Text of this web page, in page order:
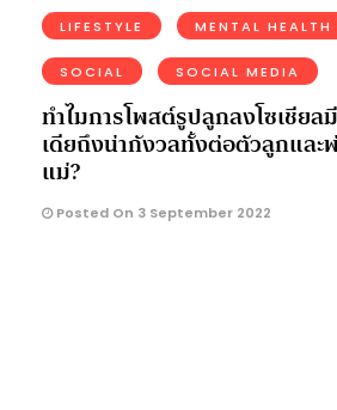
LIFESTYLE MENTAL HEALTH
SOCIAL SOCIAL MEDIA
ทำไมการโพสต์รูปลูกลงโซเชียลมี
เดียถึงน่ากังวลทั้งต่อตัวลูกและ
แม่?
Posted On 3 September 2022